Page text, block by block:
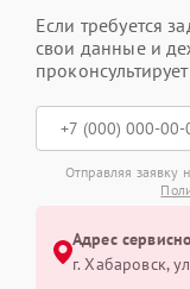
Если требуется
свои данные и
Отправляя заявку
Адрес
г. Хабаровск,